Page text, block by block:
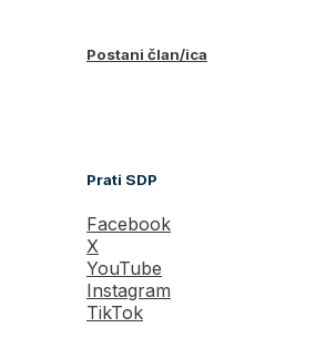
Postani član/ica
Prati SDP
Facebook
X
YouTube
Instagram
TikTok